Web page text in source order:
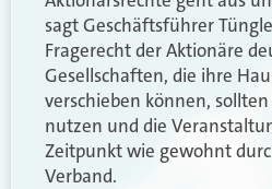
sagt Geschäftsführer
Fragerecht der Aktionäre
Gesellschaften, die ihre
verschieben können,
nutzen und die
Zeitpunkt wie gewohnt
Verband.